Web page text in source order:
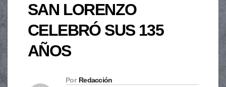
SAN LORENZO
CELEBRÓ SUS 135
AÑOS
Por Redacción